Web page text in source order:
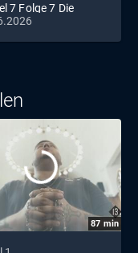
7 Folge 7 Die
Destillerie
87 min